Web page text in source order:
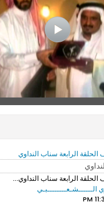
الرابعة سناب النداوي
الرابعة سناب النداوي...
الــــــشـعــــــــبـي